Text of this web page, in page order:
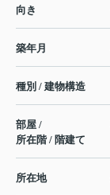
向き
築年月
種別 / 建物構造
部屋 /
所在階 / 階建て
所在地